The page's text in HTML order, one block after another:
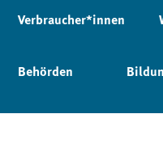
Verbraucher*innen
Behörden